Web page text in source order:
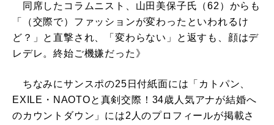
同席したコラムニスト、山田美保子氏（62）からも
「（交際で）ファッションが変わったといわれるけ
ど？」と直撃され、「変わらない」と返すも、顔はデ
レデレ。終始ご機嫌だった》
ちなみにサンスポの25日付紙面には「カトパン、
EXILE・NAOTOと真剣交際！34歳人気アナが結婚へ
のカウントダウン」には2人のプロフィールが掲載さ